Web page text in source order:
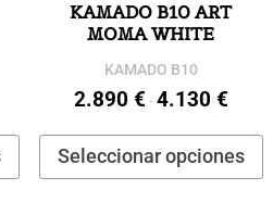
producto
tiene
KAMADO B10 ART
MOMA WHITE
KAMADO B10
2.890 € -4.130 €Rango
desde
Seleccionar opciones